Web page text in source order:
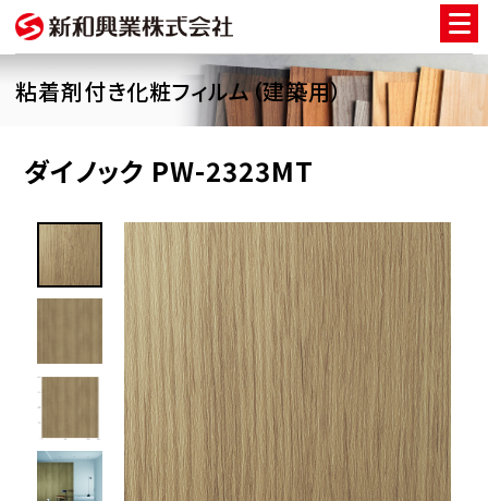
粘着剤付き化粧フィルム（建築用）
ダイノック PW-2323MT